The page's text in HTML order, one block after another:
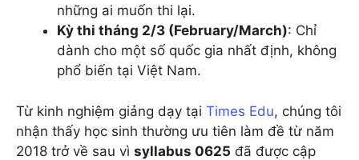
những ai muốn thi lại.
Kỳ thi tháng 2/3 (February/March): Chỉ
dành cho một số quốc gia nhất định, không
phổ biến tại Việt Nam.
Từ kinh nghiệm giảng dạy tại Times Edu, chúng tôi
nhận thấy học sinh thường ưu tiên làm đề từ năm
2018 trở về sau vì syllabus 0625 đã được cập